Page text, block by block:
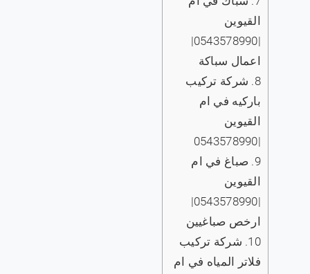
القيوين
|0543578990|
اعمال سباكة
8. شركة تركيب
باركيه في ام
القيوين
|0543578990
9. صباغ في ام
القيوين
|0543578990|
ارخص صباغيين
10. شركة تركيب
فلاتر المياه في ام